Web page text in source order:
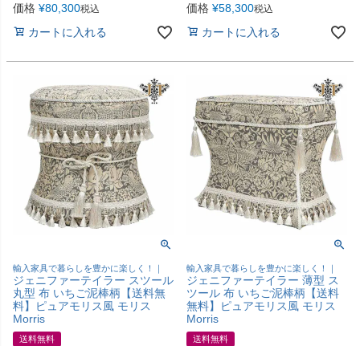
価格 ¥80,300税込
カートに入れる
価格 ¥58,300税込
カートに入れる
輸入家具で暮らしを豊かに楽しく！｜
ジェニファーテイラー スツール
丸型 布 いちご泥棒柄【送料無
料】ピュアモリス風 モリス
Morris
送料無料
輸入家具で暮らしを豊かに楽しく！｜
ジェニファーテイラー 薄型 ス
ツール 布 いちご泥棒柄【送料
無料】ピュアモリス風 モリス
Morris
送料無料